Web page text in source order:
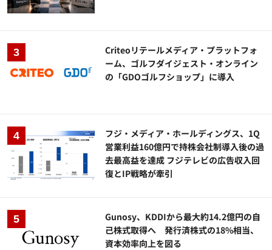
Criteoリテールメディア・プラットフォ
ーム、ゴルフダイジェスト・オンライン
の「GDOゴルフショップ」に導入
フジ・メディア・ホールディングス、1Q
営業利益160億円で持株会社制導入後の過
去最高益を達成 フジテレビの広告収入回
復とIP戦略が牽引
Gunosy、KDDIから最大約14.2億円の自
己株式取得へ 発行済株式の18%相当、
資本効率向上を図る